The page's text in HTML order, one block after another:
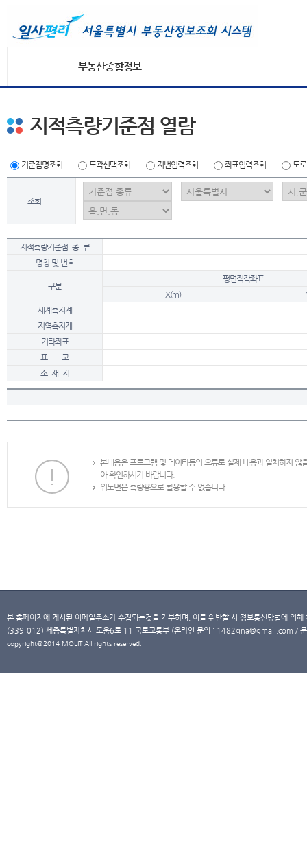
부동산종합정보
지적측량기준점 열람
기준점명조회 도곽선택조회 지번입력조회 좌표입력조회 도
조회
지적측량기준점 종 류
명칭 및 번호
구분
평면직각좌표
X(m)
세계측지계
지역측지계
기타좌표
표 고
소 재 지
본내용은 프로그램 및 데이타등의 오류로 실제 내용과 일치하지
아 확인하시기 바랍니다.
위도면은 측량용으로 활용할 수 없습니다.
본 홈페이지에 게시된 이메일주소가 수집되는것을 거부하며, 이를 위반할 시 정보통신망법에 의
(339-012) 세종특별자치시 도움6로 11 국토교통부 (온라인 문의 : 1482qna@gmail.com /
copyright@2014 MOLIT All rights reserved.